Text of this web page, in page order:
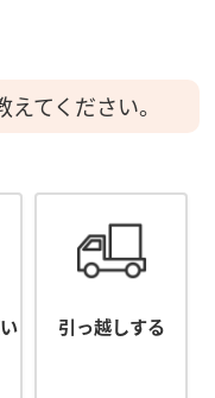
てください。
引っ越しする